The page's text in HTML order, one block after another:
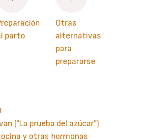
parto
Otras
alternativas
para
prepararse
("La prueba del azúcar")
y otras hormonas